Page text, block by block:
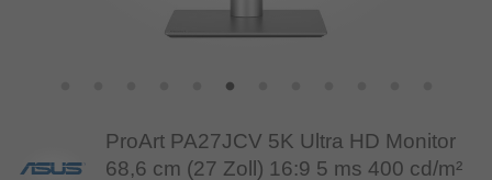
ProArt PA27JCV 5K Ultra HD Monitor
68,6 cm (27 Zoll) 16:9 5 ms 400 cd/m²